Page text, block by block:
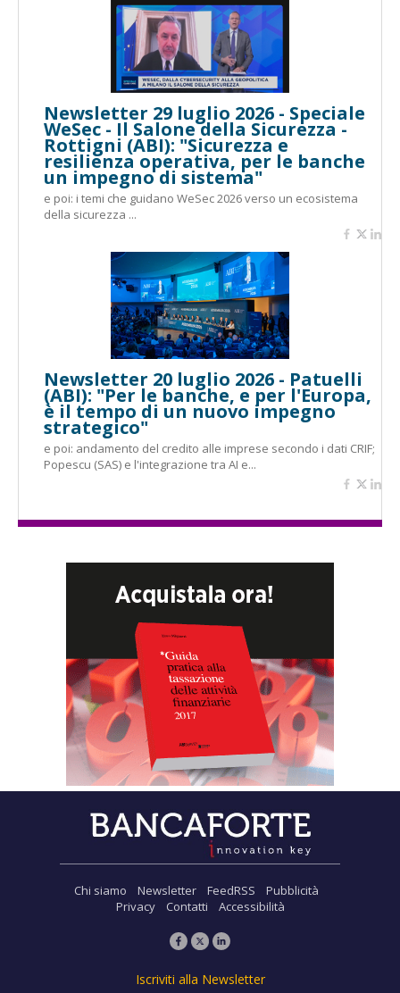
Newsletter 29 luglio 2026 - Speciale
WeSec - Il Salone della Sicurezza -
Rottigni (ABI): "Sicurezza e
resilienza operativa, per le banche
un impegno di sistema"
e poi: i temi che guidano WeSec 2026 verso un ecosistema
della sicurezza ...
Newsletter 20 luglio 2026 - Patuelli
(ABI): "Per le banche, e per l'Europa,
è il tempo di un nuovo impegno
strategico"
e poi: andamento del credito alle imprese secondo i dati CRIF;
Popescu (SAS) e l'integrazione tra AI e...
Chi siamo Newsletter FeedRSS
Pubblicità
Privacy
Contatti Accessibilità
Iscriviti alla Newsletter